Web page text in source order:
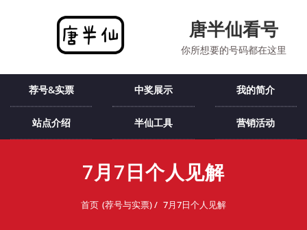
唐半仙看号
你所想要的号码都在这里
荐号&实票 中奖展示 我的简介
站点介绍 半仙工具 营销活动
7月7日个人见解
首页 7月7日个人见解